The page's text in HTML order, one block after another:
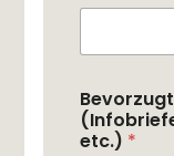
etc.) *